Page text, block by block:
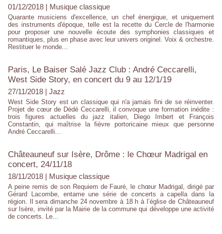
01/12/2018 | Musique classique
Quarante musiciens d'excellence, un chef énergique, et uniquement
des instruments d'époque, telle est la recette du Cercle de l'harmonie
pour proposer une nouvelle écoute des symphonies classiques et
romantiques, plus en phase avec leur univers originel. Voix & orchestre.
Restituer le monde...
Paris, Le Baiser Salé Jazz Club : André Ceccarelli,
West Side Story, en concert du 9 au 12/1/19
27/11/2018 | Jazz
West Side Story est un classique qui n'a jamais fini de se réinventer.
Projet de cœur de Dédé Ceccarelli, il convoque une formation inédite :
trois figures actuelles du jazz italien, Diego Imbert et François
Constantin, qui maîtrise la fièvre portoricaine mieux que personne
André Ceccarelli...
Châteauneuf sur Isère, Drôme : le Chœur Madrigal en
concert, 24/11/18
18/11/2018 | Musique classique
A peine remis de son Requiem de Fauré, le chœur Madrigal, dirigé par
Gérard Lacombe, entame une série de concerts a capella dans la
région. Il sera dimanche 24 novembre à 18 h à l’église de Châteauneuf
sur Isère, invité par la Mairie de la commune qui développe une activité
de concerts. Le...